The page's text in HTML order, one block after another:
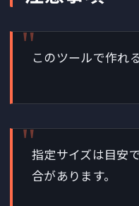
このツールで作れ
指定サイズは目安
合があります。